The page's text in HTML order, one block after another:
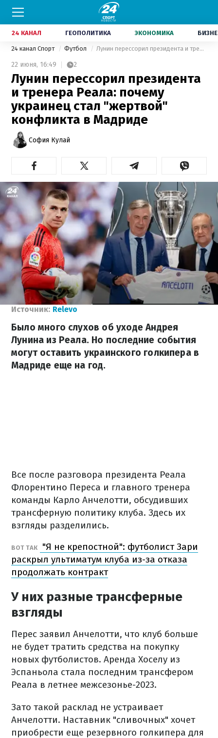
24 КАНАЛ ГЕОПОЛИТИКА ЭКОНОМИКА
24 канал Спорт Футбол Лунин перессорил президента и тренера Реала: почему украинец стал "жертвой" конфликта в Мадриде
22 июня, 16:49 2
Лунин перессорил президента
и тренера Реала: почему
украинец стал "жертвой"
конфликта в Мадриде
София Кулай
Источник: Relevo
Было много слухов об уходе Андрея
Лунина из Реала. Но последние события
могут оставить украинского голкипера в
Мадриде еще на год.
Все после разговора президента Реала
Флорентино Переса и главного тренера
команды Карло Анчелотти, обсудивших
трансферную политику клуба. Здесь их
взгляды разделились.
ВОТ ТАК
"Я не крепостной": футболист Зари
раскрыл ультиматум клуба из-за отказа
продолжать контракт
У них разные трансферные
взгляды
Перес заявил Анчелотти, что клуб больше
не будет тратить средства на покупку
новых футболистов. Аренда Хоселу из
Эспаньола стала последним трансфером
Реала в летнее межсезонье-2023.
Зато такой расклад не устраивает
Анчелотти. Наставник "сливочных" хочет
приобрести еще резервного голкипера для